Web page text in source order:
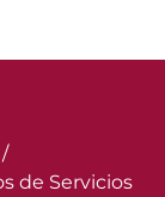
de Servicios